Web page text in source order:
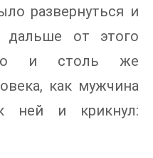
развернуться и
от этого
и столь же
как мужчина
ней и крикнул: